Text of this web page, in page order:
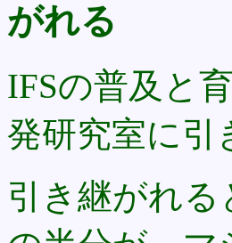
がれる
IFSの普及と
発研究室に引
引き継がれ